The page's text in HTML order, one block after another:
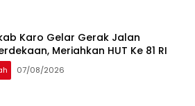
Karo Gelar Gerak Jalan
Meriahkan HUT Ke 81 RI
07/08/2026